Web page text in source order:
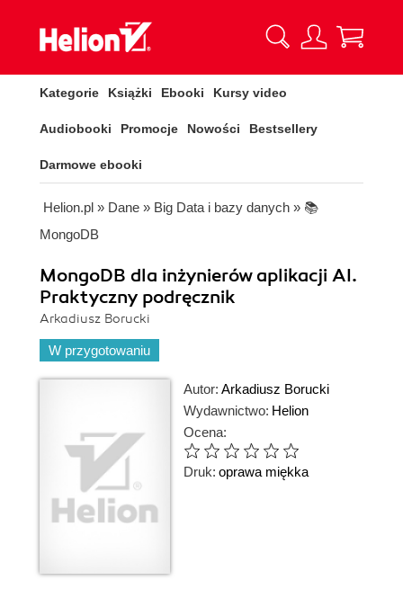
Kategorie Książki Ebooki Kursy video
Audiobooki Promocje Nowości Bestsellery
Darmowe ebooki
Helion.pl » Dane » Big Data i bazy danych » 📚
MongoDB
MongoDB dla inżynierów aplikacji AI.
Praktyczny podręcznik
Arkadiusz Borucki
W przygotowaniu
Autor: Arkadiusz Borucki
Wydawnictwo: Helion
Ocena:
Druk: oprawa miękka